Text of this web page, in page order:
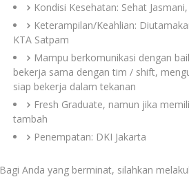
Kondisi Kesehatan: Sehat
Keterampilan/Keahlian:
KTA Satpam
Mampu berkomunikasi dengan
bekerja sama dengan tim / shift,
siap bekerja dalam tekanan
Fresh Graduate, namun jika
tambah
Penempatan: DKI Jakarta
Bagi Anda yang berminat, silahkan